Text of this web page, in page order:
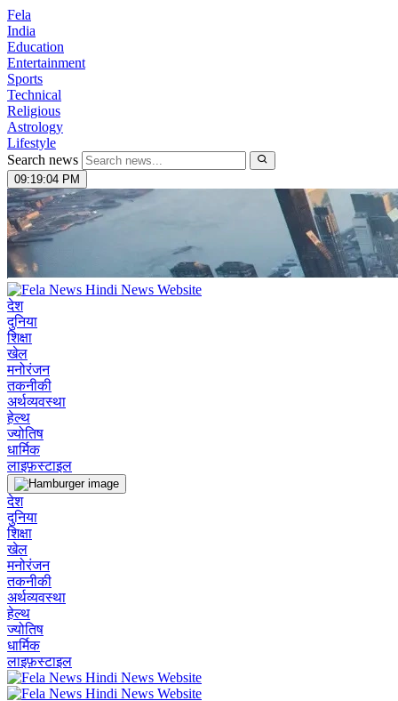
Fela
India
Education
Entertainment
Sports
Technical
Religious
Astrology
Lifestyle
Search news
09:19:05 PM
देश
दुनिया
शिक्षा
खेल
मनोरंजन
तकनीकी
अर्थव्यवस्था
हेल्थ
ज्योतिष
धार्मिक
लाइफ़स्टाइल
देश
दुनिया
शिक्षा
खेल
मनोरंजन
तकनीकी
अर्थव्यवस्था
हेल्थ
ज्योतिष
धार्मिक
लाइफ़स्टाइल